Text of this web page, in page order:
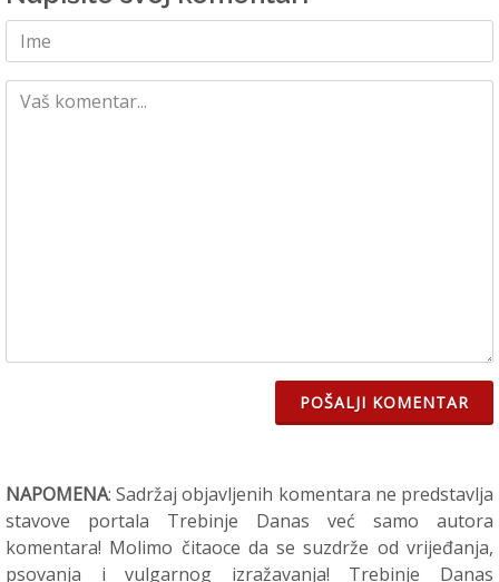
POŠALJI KOMENTAR
NAPOMENA: Sadržaj objavljenih komentara ne predstavlja
stavove portala Trebinje Danas već samo autora
komentara! Molimo čitaoce da se suzdrže od vrijeđanja,
psovanja i vulgarnog izražavanja! Trebinje Danas